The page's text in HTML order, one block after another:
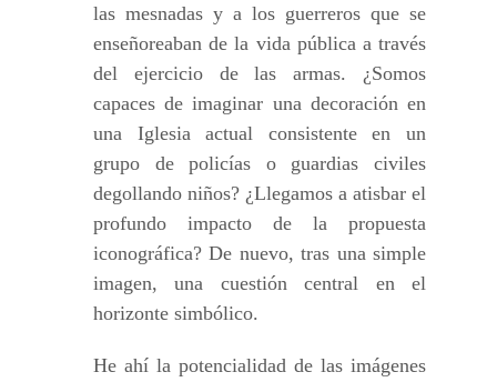
las mesnadas y a los guerreros que se
enseñoreaban de la vida pública a través
del ejercicio de las armas. ¿Somos
capaces de imaginar una decoración en
una Iglesia actual consistente en un
grupo de policías o guardias civiles
degollando niños? ¿Llegamos a atisbar el
profundo impacto de la propuesta
iconográfica? De nuevo, tras una simple
imagen, una cuestión central en el
horizonte simbólico.
He ahí la potencialidad de las imágenes